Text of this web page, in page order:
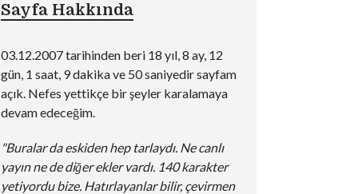
Sayfa Hakkında
03.12.2007 tarihinden beri 18 yıl, 8 ay, 12
gün, 1 saat, 9 dakika ve 50 saniyedir sayfam
açık. Nefes yettikçe bir şeyler karalamaya
devam edeceğim.
"Buralar da eskiden hep tarlaydı. Ne canlı
yayın ne de diğer ekler vardı. 140 karakter
yetiyordu bize. Hatırlayanlar bilir, çevirmen